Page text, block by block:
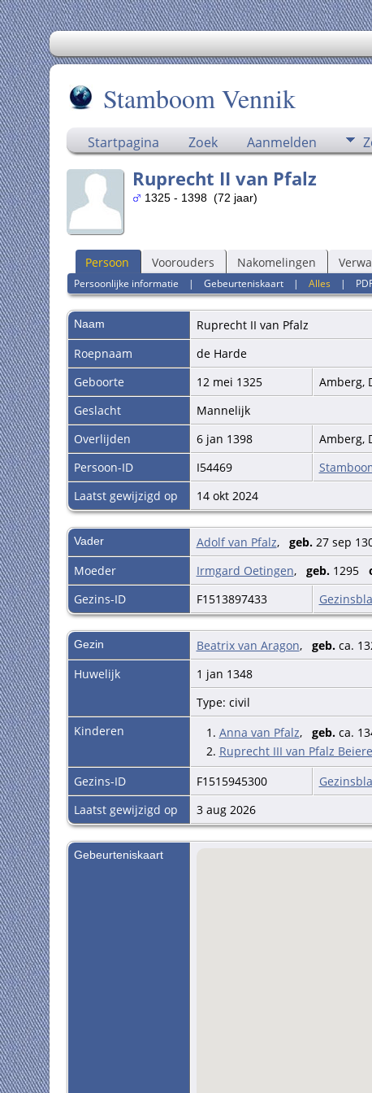
Stamboom Vennik
Startpagina Zoek Aanmelden
Ruprecht II van Pfalz
1325 - 1398 (72 jaar)
Persoon Voorouders Nakomelingen
Persoonlijke informatie | Gebeurteniskaart| Alles |
Naam Ruprecht II van Pfalz
Roepnaam
de Harde
Geboorte
12 mei 1325
Amberg,
Geslacht
Mannelijk
Overlijden
6 jan 1398
Amberg,
Persoon-ID
I54469
Laatst gewijzigd op
14 okt 2024
Vader Adolf van Pfalz, geb.27 sep
Moeder
Irmgard Oetingen, geb.1295
Gezins-ID
F1513897433
Gezin Beatrix van Aragon, geb.ca.
Huwelijk
1 jan 1348
Type: civil
Kinderen
1. Anna van Pfalz, geb.ca.
2. Ruprecht III van Pfalz
Gezins-ID
F1515945300
Laatst gewijzigd op
3 aug 2026
Gebeurteniskaart